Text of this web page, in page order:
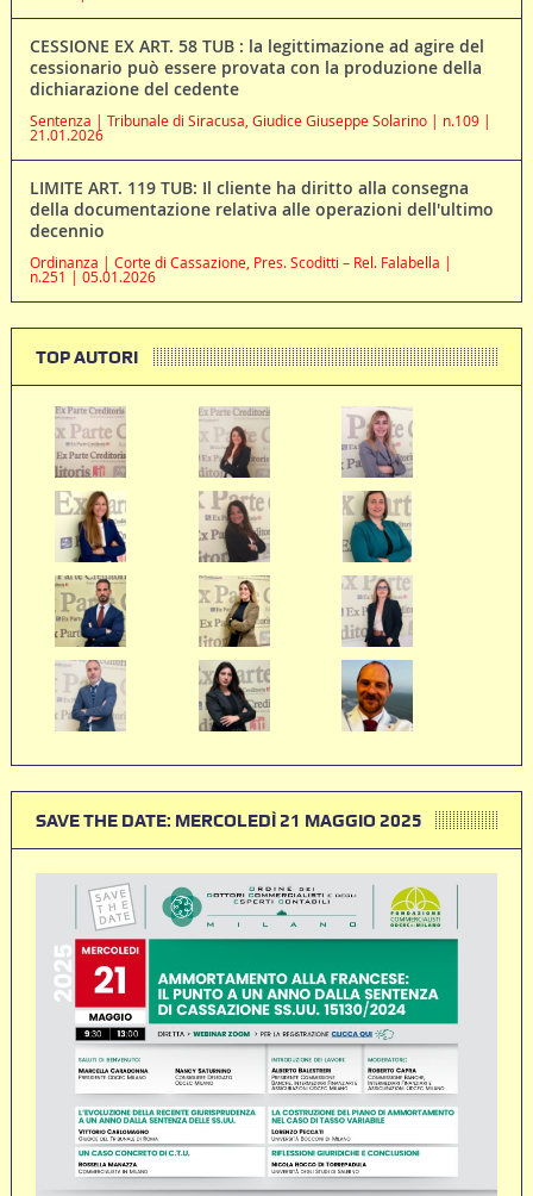
CESSIONE EX ART. 58 TUB : la legittimazione ad agire del
cessionario può essere provata con la produzione della
dichiarazione del cedente
Sentenza | Tribunale di Siracusa, Giudice Giuseppe Solarino | n.109 |
21.01.2026
LIMITE ART. 119 TUB: Il cliente ha diritto alla consegna
della documentazione relativa alle operazioni dell'ultimo
decennio
Ordinanza | Corte di Cassazione, Pres. Scoditti – Rel. Falabella |
n.251 | 05.01.2026
TOP AUTORI
SAVE THE DATE: MERCOLEDÌ 21 MAGGIO 2025